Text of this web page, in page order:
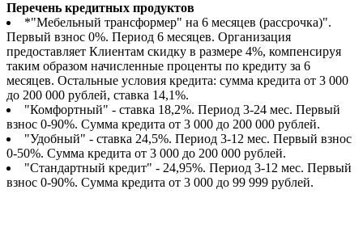
Перечень кредитных продуктов
*"Мебельный трансформер" на 6 месяцев (рассрочка)".
Первый взнос 0%. Период 6 месяцев. Организация
предоставляет Клиентам скидку в размере 4%, компенсируя
таким образом начисленные проценты по кредиту за 6
месяцев. Остальные условия кредита: сумма кредита от 3 000
до 200 000 рублей, ставка 14,1%.
"Комфортный" - ставка 18,2%. Период 3-24 мес. Первый
взнос 0-90%. Сумма кредита от 3 000 до 200 000 рублей.
"Удобный" - ставка 24,5%. Период 3-12 мес. Первый взнос
0-50%. Сумма кредита от 3 000 до 200 000 рублей.
"Стандартный кредит" - 24,95%. Период 3-12 мес. Первый
взнос 0-90%. Сумма кредита от 3 000 до 99 999 рублей.